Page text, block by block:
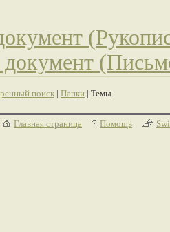
поиск | Папки | Темы
Главная страница Помощь